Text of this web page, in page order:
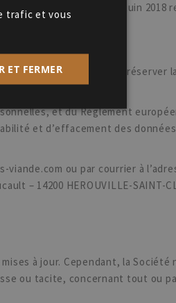
n°2018-493 du 20 juin 2018
La Société s’engage à préserver
et du Règlement
et d’effacement des
viande.com ou par courrier à
– 14200 HEROUVILLE-SAINT-
à jour. Cependant, la Société
ou tacite, concernant tout ou
trafic et vous
ET FERMER